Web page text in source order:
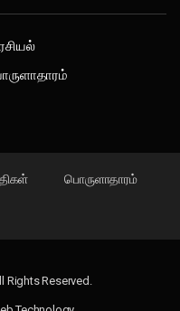
பொருளாதாரம்
Rights Reserved.